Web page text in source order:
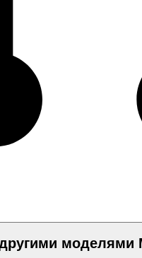
моделями